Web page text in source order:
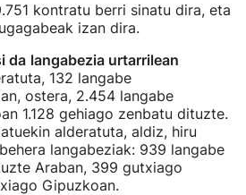
kontratu berri sinatu dira, eta
izan dira.
da langabezia urtarrilean
132 langabe
ostera, 2.454 langabe
1.128 gehiago zenbatu dituzte.
alderatuta, aldiz, hiru
langabeziak: 939 langabe
Araban, 399 gutxiago
Gipuzkoan.